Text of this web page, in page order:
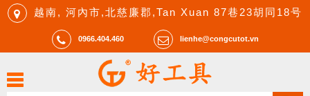
越南, 河內市,北慈廉郡,Tan Xuan 87巷23胡同18号
0966.404.460 lienhe@congcutot.vn